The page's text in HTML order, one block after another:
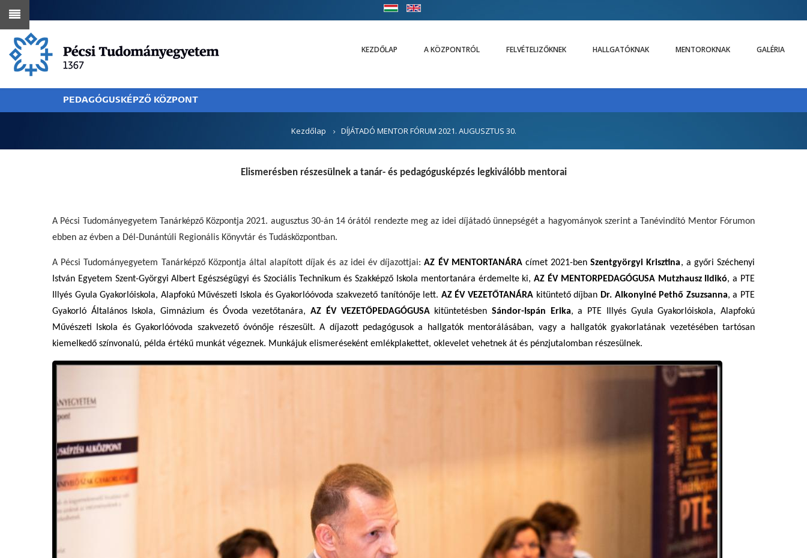
Ugrás
tartalomra
KEZDŐLAP A KÖZPONTRÓL FELVÉTELIZŐKNEK HALLGATÓKNAK MENTOROKNAK GALÉRIA
PEDAGÓGUSKÉPZŐ KÖZPONT
Kezdőlap DÍJÁTADÓ MENTOR FÓRUM 2021. AUGUSZTUS 30.
Elismerésben részesülnek a tanár- és pedagógusképzés legkiválóbb mentorai
A Pécsi Tudományegyetem Tanárképző Központja 2021. augusztus 30-án 14 órától rendezte meg az idei díjátadó ünnepségét a hagyományok szerint a Tanévindító Mentor Fórumon
ebben az évben a Dél-Dunántúli Regionális Könyvtár és Tudásközpontban.
A Pécsi Tudományegyetem Tanárképző Központja által alapított díjak és az idei év díjazottjai: AZ ÉV MENTORTANÁRAcímet 2021-ben Szentgyörgyi Krisztina, a győri Széchenyi
István Egyetem Szent-Györgyi Albert Egészségügyi és Szociális Technikum és Szakképző Iskola mentortanára érdemelte ki,AZ ÉV MENTORPEDAGÓGUSA Mutzhausz Ildikó, a PTE
Illyés Gyula Gyakorlóiskola, Alapfokú Művészeti Iskola és Gyakorlóóvoda szakvezető tanítónője lett. AZ ÉV VEZETŐTANÁRA kitüntető díjban Dr. Alkonyiné Pethő Zsuzsanna, a PTE
Gyakorló Általános Iskola, Gimnázium és Óvoda vezetőtanára,AZ ÉV VEZETŐPEDAGÓGUSA kitüntetésben Sándor-Ispán Erika, a PTE Illyés Gyula Gyakorlóiskola, Alapfokú
Művészeti Iskola és Gyakorlóóvoda szakvezető óvónője részesült. A díjazott pedagógusok a hallgatók mentorálásában, vagy a hallgatók gyakorlatának vezetésében tartósan
kiemelkedő színvonalú, példa értékű munkát végeznek. Munkájuk elismeréseként emlékplakettet, oklevelet vehetnek át és pénzjutalomban részesülnek.